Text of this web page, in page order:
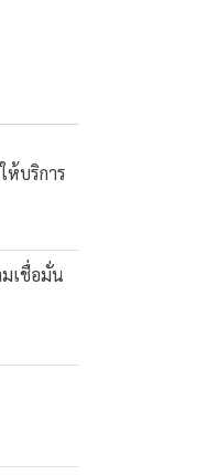
ห้บริการ
มเชื่อมั่น